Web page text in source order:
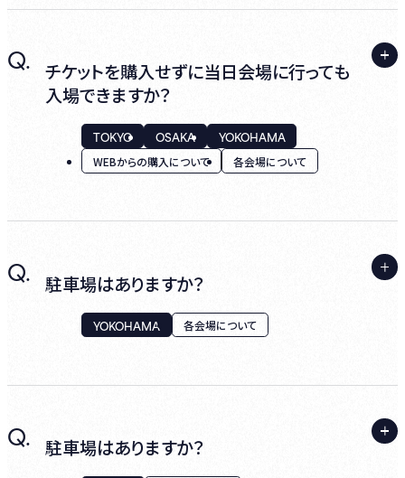
でご案内します。
4.特別企画、特別優待のご案内
Club BBL会員限定の特別企画、特別優待を
随時ご案内いたします。
Club BBL会員様に限り、キャンセルの際に発
●公演の前日から起算して30日前まで：5％
●公演の前日から起算して2日前まで：30％
●公演の当日の開演時刻の3時間前まで：
80％
初めて当店の会員制度にご入会をいただく場
合は、ホームページTOP右上にある『Login』
より『新規登録』からお手続きください。
『HH cross IDの取得』ののち、『Club BBL会
員の入会』をいただきご登録が完了となりま
※ 会員タイプ選択ページから、「Club BBL会
す。ご希望の会員種別を「Webプラン」「情報
ットカードのみとなります。
Q.
チケットを購入せずに当日会場に行っても
入場できますか？
TOKYO OSAKA YOKOHAMA
WEBからの購入について 各会場について
当日の開場時間以降、空席があれば店頭にて
ご購入受付をいたします。
公演当日の各ステージの開場1時間前までは
ホームページの残席状況をご確認ください。
Q. 駐車場はありますか？
YOKOHAMA 各会場について
KITANAKA BRICK&WHITEの駐車場のほか、
近隣のコインパーキングをご利用ください。
Q. 駐車場はありますか？